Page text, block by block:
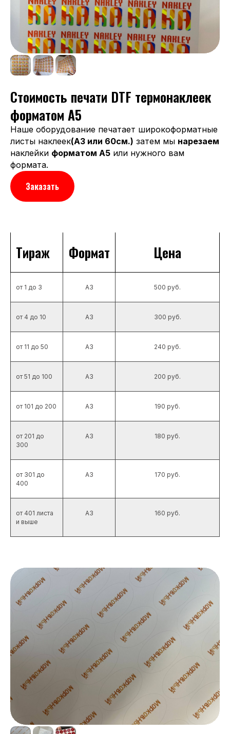
Стоимость печати DTF термонаклеек
форматом A5
Наше оборудование печатает широкоформатные
листы наклеек(А3 или 60см.) затем мы нарезаем
наклейки форматом А5 или нужного вам
формата.
Заказать
Тираж Формат Цена
от 1 до 3 А3 500 руб.
от 4 до 10 А3 300 руб.
от 11 до 50 А3 240 руб.
от 51 до 100 А3 200 руб.
от 101 до 200 А3 190 руб.
от 201 до
300
А3 180 руб.
от 301 до
400
А3 170 руб.
от 401 листа
и выше
А3 160 руб.